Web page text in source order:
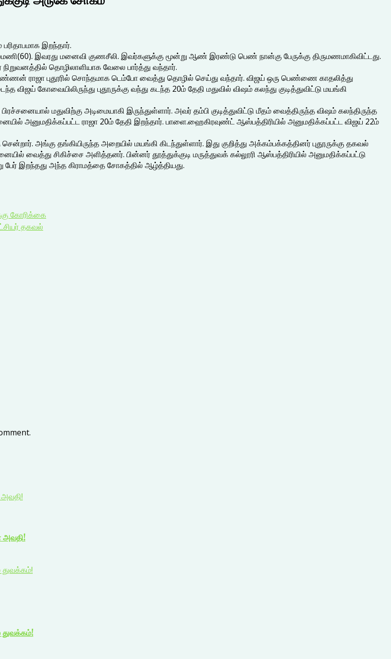
இறந்தார்.
இவரது மனைவி குணசீலி. இவர்களுக்கு மூன்று ஆண் இரண்டு பெண் நான்கு பேருக்கு திருமணமாகிவிட்டது.
தொழிலாளியாக வேலை பார்த்து வந்தார்.
ராஜா புதூரில் சொந்தமாக டெம்போ வைத்து தொழில் செய்து வந்தார். விஜய் ஒரு பெண்ணை காதலித்து
கோவையிலிருந்து புதூருக்கு வந்து கடந்த 20ம் தேதி மதுவில் விஷம் கலந்து குடித்துவிட்டு மயங்கி
மதுவிற்கு அடிமையாகி இருந்துள்ளார். அவர் தம்பி குடித்துவிட்டு மீதம் வைத்திருந்த விஷம் கலந்திருந்த
அனுமதிக்கப்பட்ட ராஜா 20ம் தேதி இறந்தார். பாளை.ஹைகிரவுண்ட் ஆஸ்பத்திரியில் அனுமதிக்கப்பட்ட விஜய் 22ம்
அங்கு தங்கியிருந்த அறையில் மயங்கி கிடந்துள்ளார். இது குறித்து அக்கம்பக்கத்தினர் புதூருக்கு தகவல்
வைத்து சிகிச்சை அளித்தனர். பின்னர் தூத்துக்குடி மருத்துவக் கல்லூரி ஆஸ்பத்திரியில் அனுமதிக்கப்பட்டு
பேர் இறந்தது அந்த கிராமத்தை சோகத்தில் ஆழ்த்தியது.
கோரிக்கை
தகவல்
அவதி!